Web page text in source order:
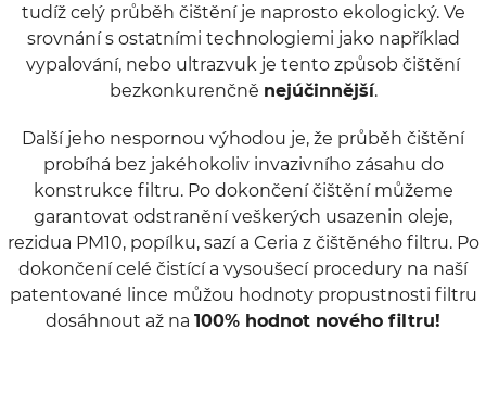
tudíž celý průběh čištění je naprosto ekologický. Ve
srovnání s ostatními technologiemi jako například
vypalování, nebo ultrazvuk je tento způsob čištění
bezkonkurenčně nejúčinnější.
Další jeho nespornou výhodou je, že průběh čištění
probíhá bez jakéhokoliv invazivního zásahu do
konstrukce filtru. Po dokončení čištění můžeme
garantovat odstranění veškerých usazenin oleje,
rezidua PM10, popílku, sazí a Ceria z čištěného filtru. Po
dokončení celé čistící a vysoušecí procedury na naší
patentované lince můžou hodnoty propustnosti filtru
dosáhnout až na 100% hodnot nového filtru!